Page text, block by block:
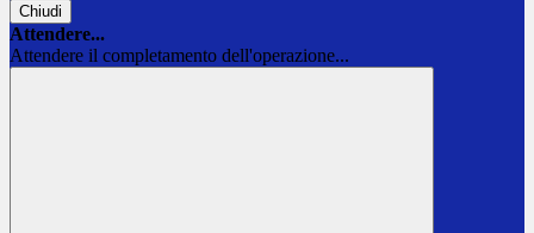
Chiudi
Attendere...
Attendere il completamento dell'operazione...